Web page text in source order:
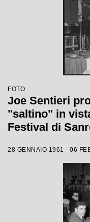
FOTO
Joe Sentieri
"saltino" in
Festival di
28 GENNAIO 1961 - 06